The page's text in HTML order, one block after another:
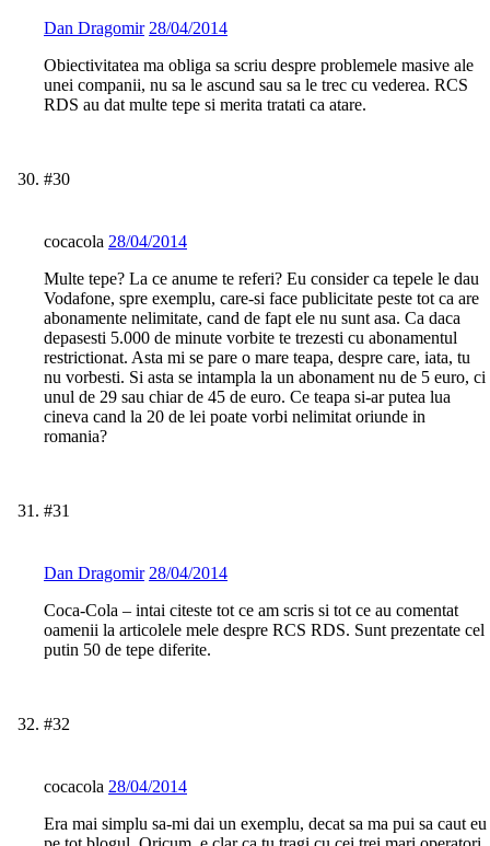
Dan Dragomir 28/04/2014
Obiectivitatea ma obliga sa scriu despre problemele masive ale
unei companii, nu sa le ascund sau sa le trec cu vederea. RCS
RDS au dat multe tepe si merita tratati ca atare.
#30
cocacola 28/04/2014
Multe tepe? La ce anume te referi? Eu consider ca tepele le dau
Vodafone, spre exemplu, care-si face publicitate peste tot ca are
abonamente nelimitate, cand de fapt ele nu sunt asa. Ca daca
depasesti 5.000 de minute vorbite te trezesti cu abonamentul
restrictionat. Asta mi se pare o mare teapa, despre care, iata, tu
nu vorbesti. Si asta se intampla la un abonament nu de 5 euro, ci
unul de 29 sau chiar de 45 de euro. Ce teapa si-ar putea lua
cineva cand la 20 de lei poate vorbi nelimitat oriunde in
romania?
#31
Dan Dragomir 28/04/2014
Coca-Cola – intai citeste tot ce am scris si tot ce au comentat
oamenii la articolele mele despre RCS RDS. Sunt prezentate cel
putin 50 de tepe diferite.
#32
cocacola 28/04/2014
Era mai simplu sa-mi dai un exemplu, decat sa ma pui sa caut eu